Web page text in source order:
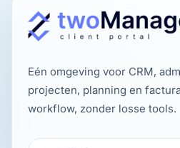
Eén omgeving voor CRM,
projecten, planning en
workflow, zonder losse tools.